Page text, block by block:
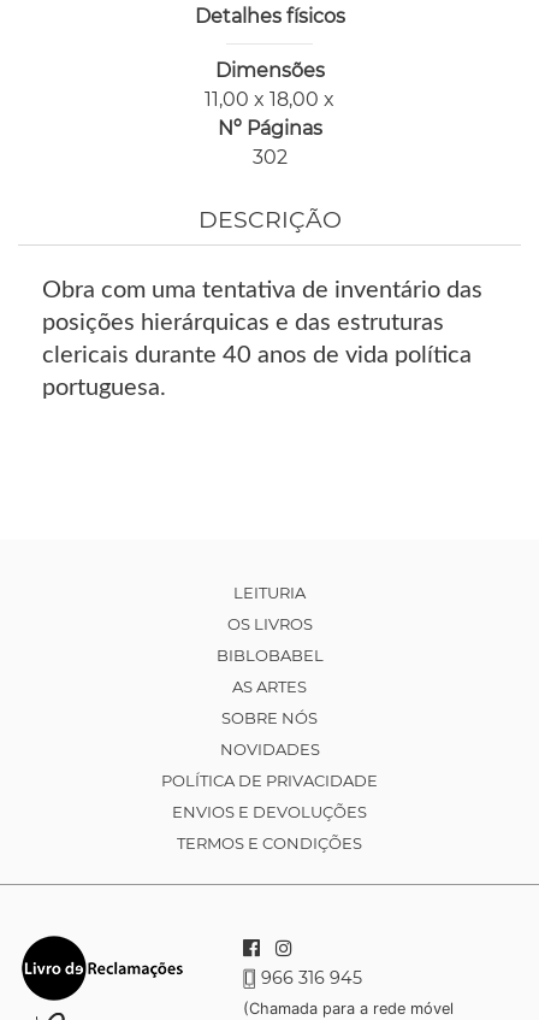
Detalhes físicos
Dimensões
11,00 x 18,00 x
Nº Páginas
302
DESCRIÇÃO
Obra com uma tentativa de inventário das
posições hierárquicas e das estruturas
clericais durante 40 anos de vida política
portuguesa.
LEITURIA
OS LIVROS
BIBLOBABEL
AS ARTES
SOBRE NÓS
NOVIDADES
POLÍTICA DE PRIVACIDADE
ENVIOS E DEVOLUÇÕES
TERMOS E CONDIÇÕES
966 316 945
(Chamada para a rede móvel